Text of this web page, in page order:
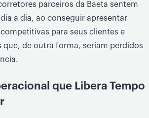
parceiros da Baeta sentem
a dia, ao conseguir apresentar
para seus clientes e
que, de outra forma, seriam perdidos
que Libera Tempo